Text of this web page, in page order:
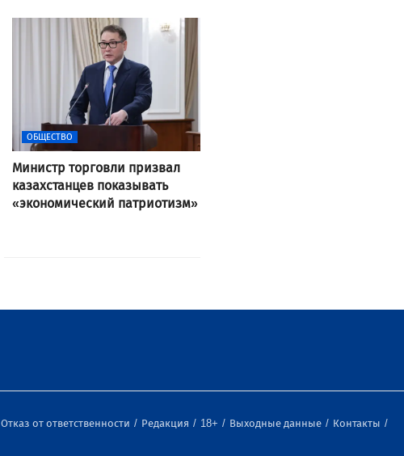
ОБЩЕСТВО
Министр торговли призвал
казахстанцев показывать
«экономический патриотизм»
Отказ от ответственности Редакция 18+ Выходные данные
Контакты